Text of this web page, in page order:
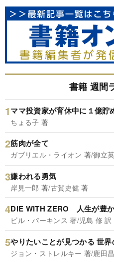
書籍 週間
ママ投資家が育休中に１億貯
ちょる子 著
筋肉が全て
ガブリエル・ライオン 著/御立
嫌われる勇気
岸見一郎 著/古賀史健 著
DIE WITH ZERO 人生が豊
ビル・パーキンス 著/児島 修 訳
やりたいことが見つかる 世
ジョン・ストレルキー 著/鹿田